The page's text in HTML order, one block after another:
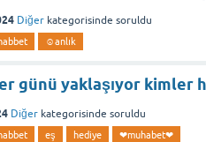
Diğer kategorisinde soruldu
☺anlık
günü yaklaşıyor kimler
Diğer kategorisinde soruldu
eş hediye ❤muhabet❤